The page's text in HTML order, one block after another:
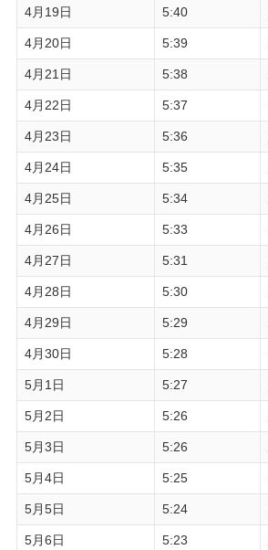
4月19日 5:40
4月20日 5:39
4月21日 5:38
4月22日 5:37
4月23日 5:36
4月24日 5:35
4月25日 5:34
4月26日 5:33
4月27日 5:31
4月28日 5:30
4月29日 5:29
4月30日 5:28
5月1日 5:27
5月2日 5:26
5月3日 5:26
5月4日 5:25
5月5日 5:24
5月6日 5:23